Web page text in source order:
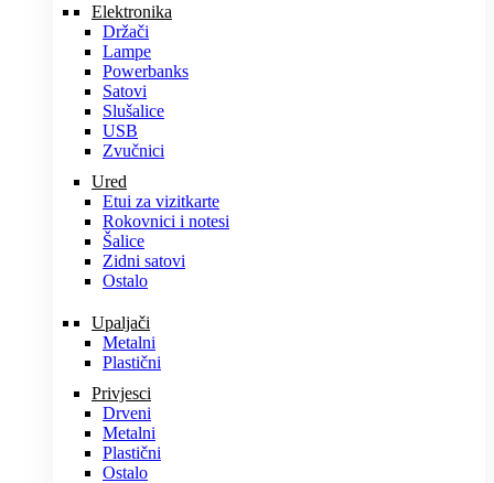
Elektronika
Držači
Lampe
Powerbanks
Satovi
Slušalice
USB
Zvučnici
Ured
Etui za vizitkarte
Rokovnici i notesi
Šalice
Zidni satovi
Ostalo
Upaljači
Metalni
Plastični
Privjesci
Drveni
Metalni
Plastični
Ostalo